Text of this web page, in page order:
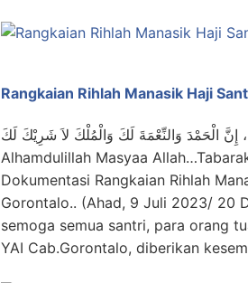
Rangkaian Rihlah Manasik Haji
إِنَّ الْحَمْدَ وَالنِّعْمَةَ لَكَ وَالْمُلْكَ لاَ شَرِيْكَ لَكَ
Alhamdulillah Masyaa
Dokumentasi Rangkaian Rihlah
Gorontalo.. (Ahad, 9 Juli 2023/ 20
semoga semua santri, para orang
YAI Cab.Gorontalo, diberikan